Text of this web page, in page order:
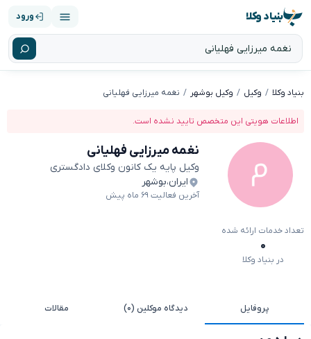
بنیاد وکلا ورود
بنیاد وکلا وکیل وکیل بوشهر نغمه میرزایی فهلیانی
اطلاعات هویتی این متخصص تایید نشده است.
نغمه میرزایی فهلیانی
وکیل پایه یک کانون وکلای دادگستری
ایران،بوشهر
آخرین فعالیت ۶۹ ماه پیش
تعداد خدمات ارائه شده
۰
در بنیاد وکلا
پروفایل دیدگاه موکلین (۰) مقالات